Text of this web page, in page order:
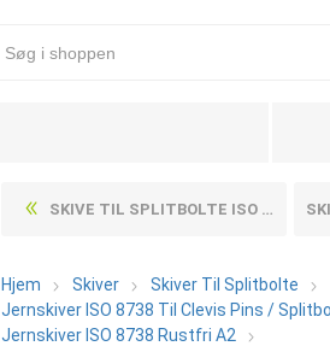
SKIVE TIL SPLITBOLTE ISO 8738 RUSTFRI A2 HV 160 M16-(Ø16X24X3) (25 STK) SKIVE
Hjem Skiver
Skiver Til Splitbolte
Jernskiver ISO 8738 Til Clevis Pins /
Jernskiver ISO 8738 Rustfri A2